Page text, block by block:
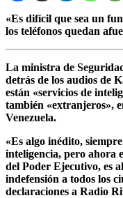
«Es difícil que sea un
los teléfonos quedan
La ministra de
detrás de los audios de
están «servicios de
también «extranjeros»,
Venezuela.
«Es algo inédito,
inteligencia, pero ahora
del Poder Ejecutivo, es
indefensión a todos los
declaraciones a Radio